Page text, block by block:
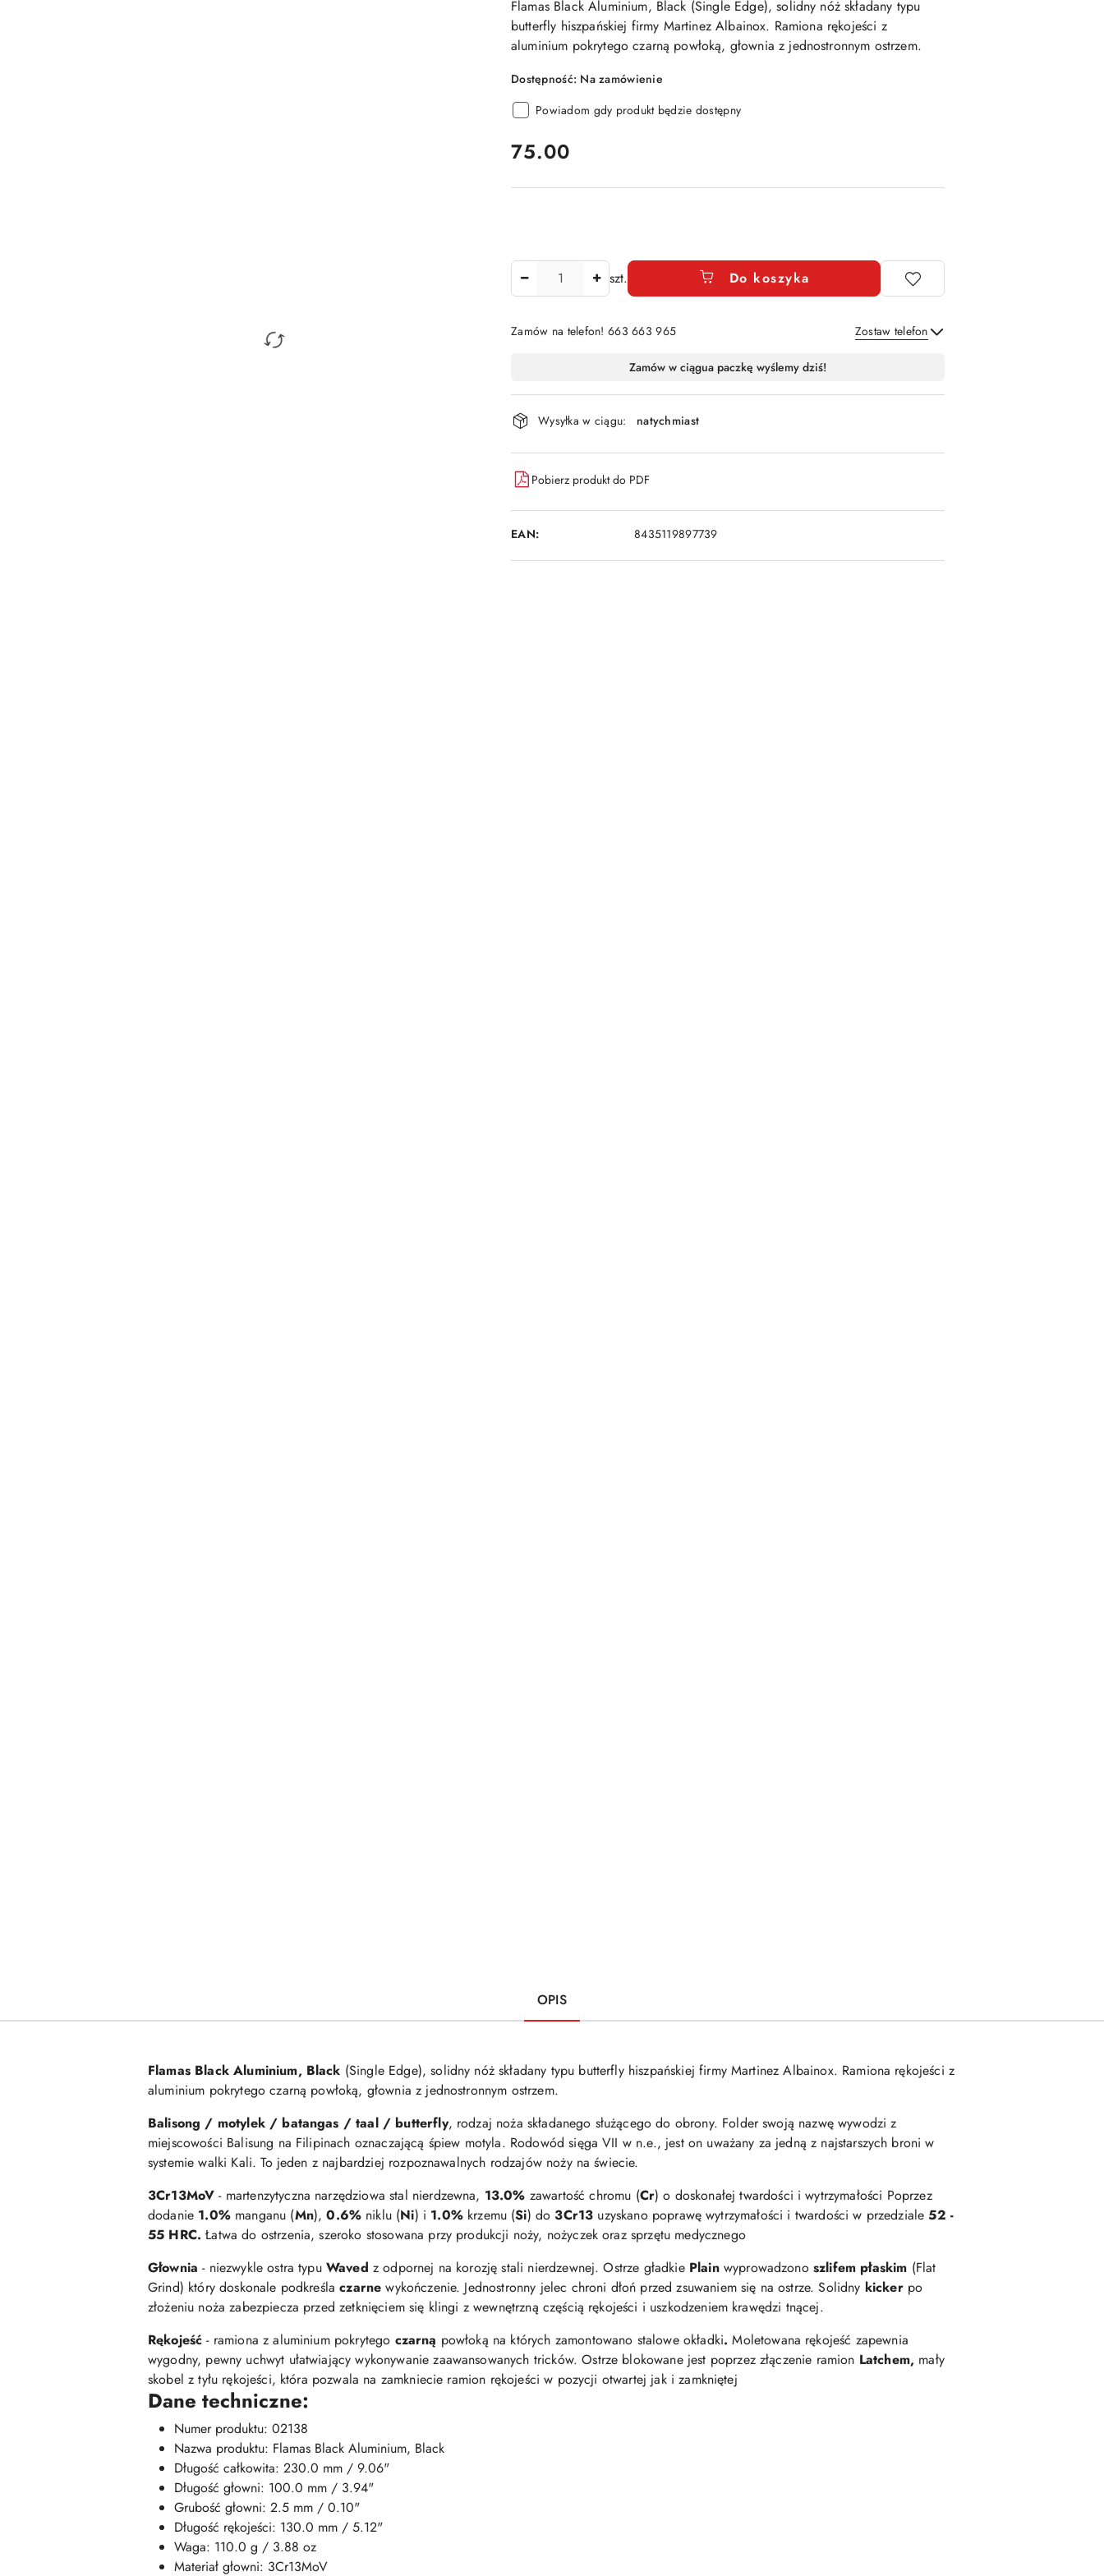
Flamas Black Aluminium, Black (Single Edge), solidny nóż składany typu
butterfly hiszpańskiej firmy Martinez Albainox. Ramiona rękojeści z
aluminium pokrytego czarną powłoką, głownia z jednostronnym ostrzem.
Dostępność: Na zamówienie
Powiadom gdy produkt będzie dostępny
cena:
75.00
szt. Do koszyka
Zamów na telefon! 663 663 965 Zostaw telefon
i
dostawa
Zamów w ciągua paczkę wyślemy dziś!
Wysyłka w ciągu: natychmiast
Pobierz produkt do PDF
EAN: 8435119897739
OPIS
Flamas Black Aluminium, Black (Single Edge), solidny nóż składany typu butterfly hiszpańskiej firmy Martinez Albainox. Ramiona rękojeści z
aluminium pokrytego czarną powłoką, głownia z jednostronnym ostrzem.
Balisong / motylek / batangas / taal / butterfly, rodzaj noża składanego służącego do obrony. Folder swoją nazwę wywodzi z
miejscowości Balisung na Filipinach oznaczającą śpiew motyla. Rodowód sięga VII w n.e., jest on uważany za jedną z najstarszych broni w
systemie walki Kali. To jeden z najbardziej rozpoznawalnych rodzajów noży na świecie.
3Cr13MoV - martenzytyczna narzędziowa stal nierdzewna, 13.0% zawartość chromu (Cr) o doskonałej twardości i wytrzymałości Poprzez
dodanie 1.0%manganu (Mn),0.6%niklu (Ni) i 1.0%krzemu (Si) do3Cr13 uzyskano poprawę wytrzymałości i twardości w przedziale52 -
55 HRC. Łatwa do ostrzenia, szeroko stosowana przy produkcji noży, nożyczek oraz sprzętu medycznego
Głownia - niezwykle ostra typu Waved z odpornej na korozję stali nierdzewnej. Ostrze gładkie Plainwyprowadzono szlifem płaskim (Flat
Grind) który doskonale podkreślaczarne wykończenie. Jednostronny jelec chroni dłoń przed zsuwaniem się na ostrze. Solidny kickerpo
złożeniu noża zabezpiecza przed zetknięciem się klingi z wewnętrzną częścią rękojeści i uszkodzeniem krawędzi tnącej.
Rękojeść - ramiona z aluminium pokrytego czarną powłoką na których zamontowano stalowe okładki. Moletowana rękojeść zapewnia
wygodny, pewny uchwyt ułatwiający wykonywanie zaawansowanych tricków. Ostrze blokowane jest poprzez złączenie ramion Latchem, mały
skobel z tyłu rękojeści, która pozwala na zamkniecie ramion rękojeści w pozycji otwartej jak i zamkniętej
Dane techniczne:
Numer produktu: 02138
Nazwa produktu: Flamas Black Aluminium, Black
Długość całkowita: 230.0 mm / 9.06"
Długość głowni: 100.0 mm / 3.94"
Grubość głowni: 2.5 mm / 0.10"
Długość rękojeści: 130.0 mm / 5.12"
Waga: 110.0 g / 3.88 oz
Materiał głowni: 3Cr13MoV